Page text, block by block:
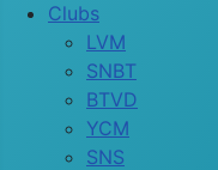
Clubs
LVM
SNBT
BTVD
YCM
SNS